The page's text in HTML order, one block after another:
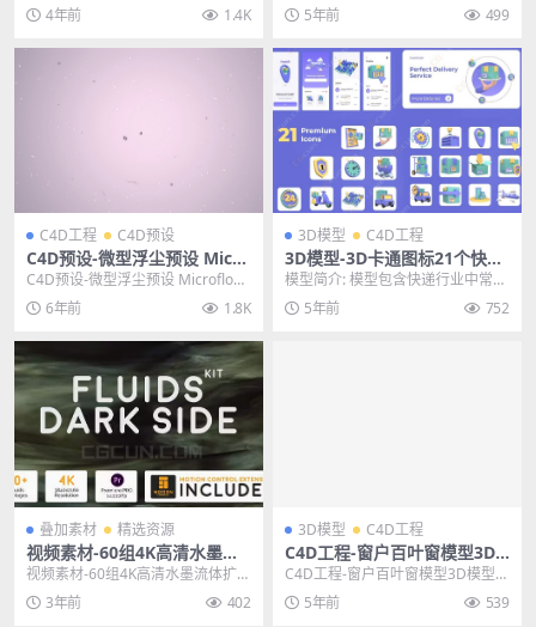
结合C4D英...
4年前 1.4K
型-收割...
5年前 499
C4D工程 C4D预设
C4D预设-微型浮尘预设 Micro
floaties Rig for Cinema 4D
C4D预设-微型浮尘预设 Microfloati
es Rig for Cinem...
6年前 1.8K
3D模型 C4D工程
3D模型-3D卡通图标21个快递
运输行业精品模型C4D工程
模型简介: 模型包含快递行业中常用
的一些卡通标志，模型渲染器为Re
dshift,...
5年前 752
叠加素材 精选资源
视频素材-60组4K高清水墨流
体扩散溶解视频素材
视频素材-60组4K高清水墨流体扩散
溶解视频素材 标签：抽象，丰富多
彩，流体，飞...
3年前 402
3D模型 C4D工程
C4D工程-窗户百叶窗模型3D
模型 格式支持C4D FBX
C4D工程-窗户百叶窗模型3D模型
格式支持C4D FBX 其他推荐: C4D
工...5年前 539